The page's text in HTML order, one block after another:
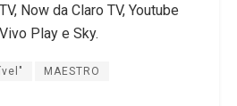
Now da Claro TV, Youtube
Play e Sky.
MAESTRO